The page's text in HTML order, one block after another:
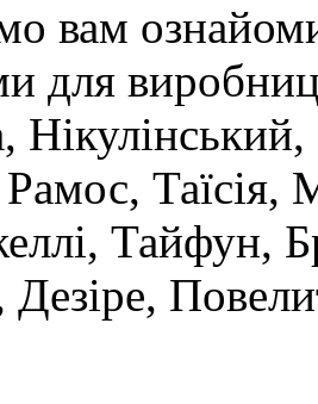
вам
для
Тайфун,